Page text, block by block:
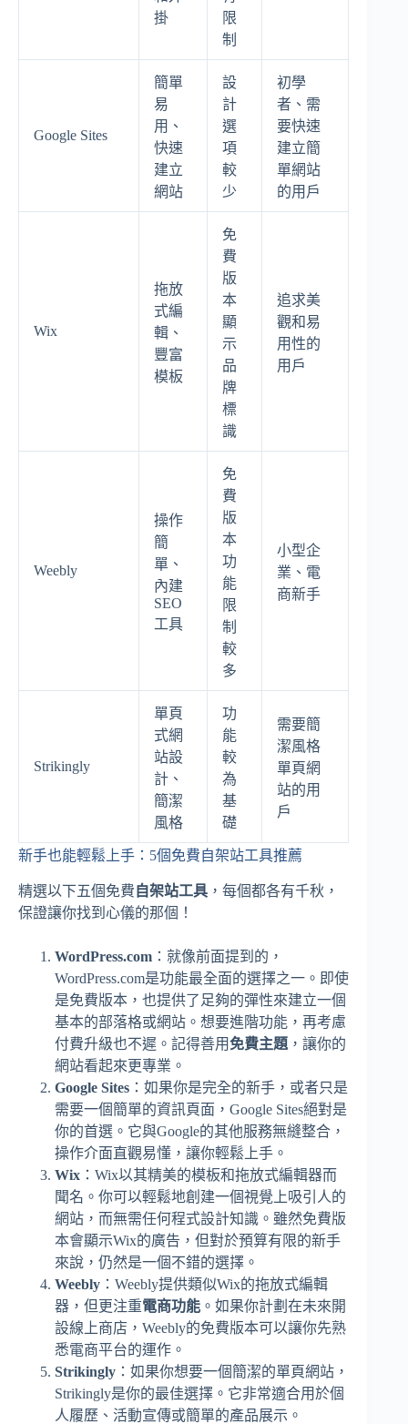
掛
限
制
Google Sites
簡單
易
用、
快速
建立
網站
設
計
選
項
較
少
初學
者、需
要快速
建立簡
單網站
的用戶
Wix
拖放
式編
輯、
豐富
模板
免
費
版
本
顯
示
品
牌
標
識
追求美
觀和易
用性的
用戶
Weebly
操作
簡
單、
內建
SEO
工具
免
費
版
本
功
能
限
制
較
多
小型企
業、電
商新手
Strikingly
單頁
式網
站設
計、
簡潔
風格
功
能
較
為
基
礎
需要簡
潔風格
單頁網
站的用
戶
新手也能輕鬆上手：5個免費自架站工具推薦
精選以下五個免費 自架站工具 ，每個都各有千秋，
保證讓你找到心儀的那個！
WordPress.com ：就像前面提到的，
WordPress.com是功能最全面的選擇之一。即使
是免費版本，也提供了足夠的彈性來建立一個
基本的部落格或網站。想要進階功能，再考慮
付費升級也不遲。記得善用免費主題 ，讓你的
網站看起來更專業。
Google Sites ：如果你是完全的新手，或者只是
需要一個簡單的資訊頁面，Google Sites絕對是
你的首選。它與Google的其他服務無縫整合，
操作介面直觀易懂，讓你輕鬆上手。
Wix ：Wix以其精美的模板和拖放式編輯器而
聞名。你可以輕鬆地創建一個視覺上吸引人的
網站，而無需任何程式設計知識。雖然免費版
本會顯示Wix的廣告，但對於預算有限的新手
來說，仍然是一個不錯的選擇。
Weebly ：Weebly提供類似Wix的拖放式編輯
器，但更注重電商功能 。如果你計劃在未來開
設線上商店，Weebly的免費版本可以讓你先熟
悉電商平台的運作。
Strikingly ：如果你想要一個簡潔的單頁網站，
Strikingly是你的最佳選擇。它非常適合用於個
人履歷、活動宣傳或簡單的產品展示。